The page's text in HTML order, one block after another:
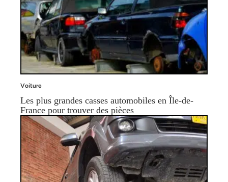
Voiture
Les plus grandes casses automobiles en Île-de-
France pour trouver des pièces